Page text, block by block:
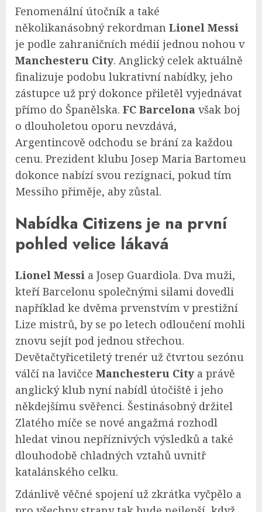
Fenomenální útočník a také
několikanásobný rekordman Lionel Messi
je podle zahraničních médií jednou nohou v
Manchesteru City. Anglický celek aktuálně
finalizuje podobu lukrativní nabídky, jeho
zástupce už prý dokonce přiletěl vyjednávat
přímo do Španělska. FC Barcelona však boj
o dlouholetou oporu nevzdává,
Argentincově odchodu se brání za každou
cenu. Prezident klubu Josep Maria Bartomeu
dokonce nabízí svou rezignaci, pokud tím
Messiho přiměje, aby zůstal.
Nabídka Citizens je na první
pohled velice lákavá
Lionel Messi a Josep Guardiola. Dva muži,
kteří Barcelonu společnými silami dovedli
například ke dvěma prvenstvím v prestižní
Lize mistrů, by se po letech odloučení mohli
znovu sejít pod jednou střechou.
Devětačtyřicetiletý trenér už čtvrtou sezónu
válčí na lavičce Manchesteru City a právě
anglický klub nyní nabídl útočiště i jeho
někdejšímu svěřenci. Šestinásobný držitel
Zlatého míče se nové angažmá rozhodl
hledat vinou nepříznivých výsledků a také
dlouhodobě chladných vztahů uvnitř
katalánského celku.
Zdánlivě věčné spojení už zkrátka vyčpělo a